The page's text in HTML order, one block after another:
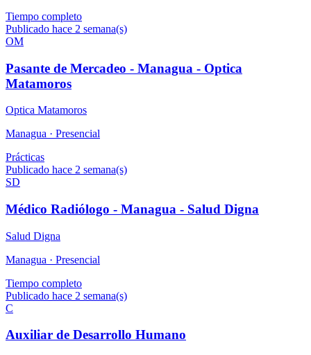
Tiempo completo
Publicado hace 2 semana(s)
OM
Pasante de Mercadeo - Managua - Optica
Matamoros
Optica Matamoros
Managua · Presencial
Prácticas
Publicado hace 2 semana(s)
SD
Médico Radiólogo - Managua - Salud Digna
Salud Digna
Managua · Presencial
Tiempo completo
Publicado hace 2 semana(s)
C
Auxiliar de Desarrollo Humano